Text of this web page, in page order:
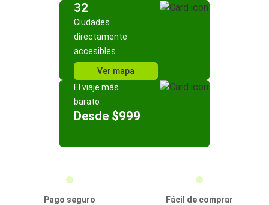
32
Ciudades
directamente
accesibles
Ver mapa
El viaje más
barato
Desde $999
Pago seguro
Fácil de comprar